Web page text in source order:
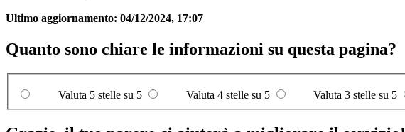
Ultimo aggiornamento: 04/12/2024, 17:07
Quanto sono chiare le informazioni su questa pagina?
Valuta 5 stelle su 5 Valuta 4 stelle su 5 Valuta 3 stelle su 5